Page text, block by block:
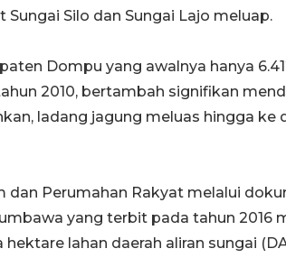
Silo dan Sungai Lajo meluap.
Dompu yang awalnya hanya
2010, bertambah signifikan
ladang jagung meluas hingga ke
dan Perumahan Rakyat melalui
yang terbit pada tahun 2016
lahan daerah aliran sungai